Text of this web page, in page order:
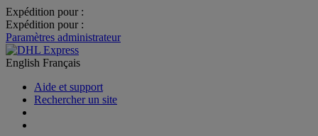
Expédition pour :
Expédition pour :
Paramètres administrateur
English Français
Aide et support
Rechercher un site